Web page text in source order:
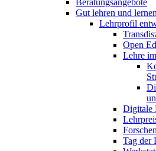
Gut lehren und lernen
Lehrprofil
Open
Lehre
Digitale
Tag der